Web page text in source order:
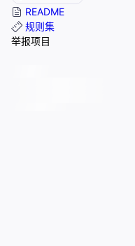
README
规则集
举报项目